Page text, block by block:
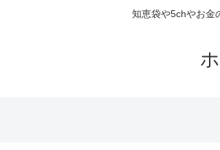
知恵袋や5chやお金